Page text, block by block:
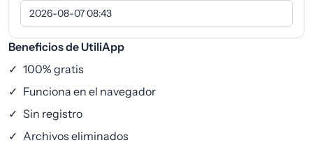
Beneficios de UtiliApp
✓ 100% gratis
✓ Funciona en el navegador
✓ Sin registro
✓ Archivos eliminados